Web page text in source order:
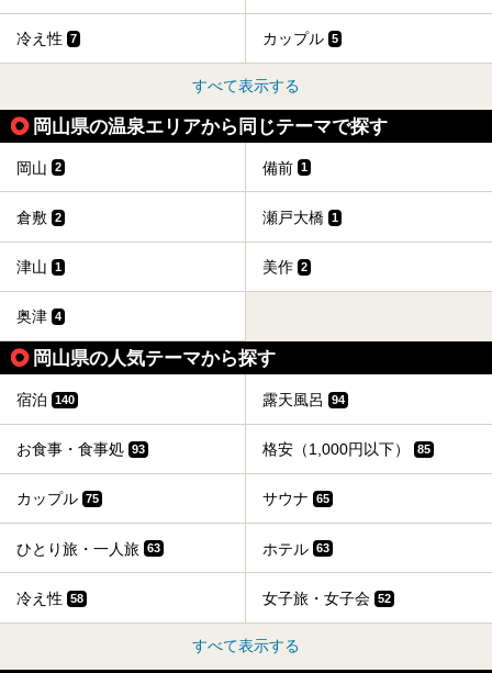
冷え性 7 カップル 5
すべて表示する
岡山県の温泉エリアから同じテーマで探す
岡山 2 備前 1
倉敷 2 瀬戸大橋 1
津山 1 美作 2
奥津 4
岡山県の人気テーマから探す
宿泊 140 露天風呂 94
お食事・食事処 93 格安（1,000円以下） 85
カップル 75 サウナ 65
ひとり旅・一人旅 63 ホテル 63
冷え性 58 女子旅・女子会 52
すべて表示する